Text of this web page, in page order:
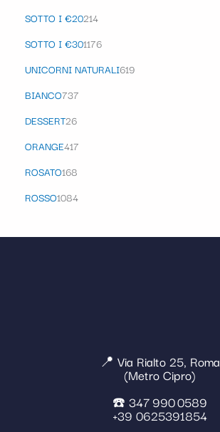
SOTTO I €20214
SOTTO I €301176
UNICORNI NATURALI619
BIANCO737
DESSERT26
ORANGE417
ROSATO168
ROSSO1084
📍 Via Rialto 25, Roma
(Metro Cipro)
☎️ 347 990 0589
+39 0625391854